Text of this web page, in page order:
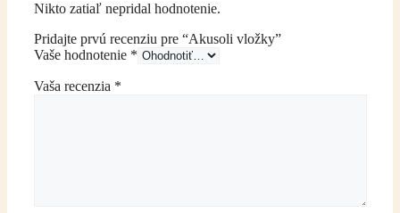
Nikto zatiaľ nepridal hodnotenie.
Pridajte prvú recenziu pre “Akusoli vložky”
Vaše hodnotenie *
Vaša recenzia *